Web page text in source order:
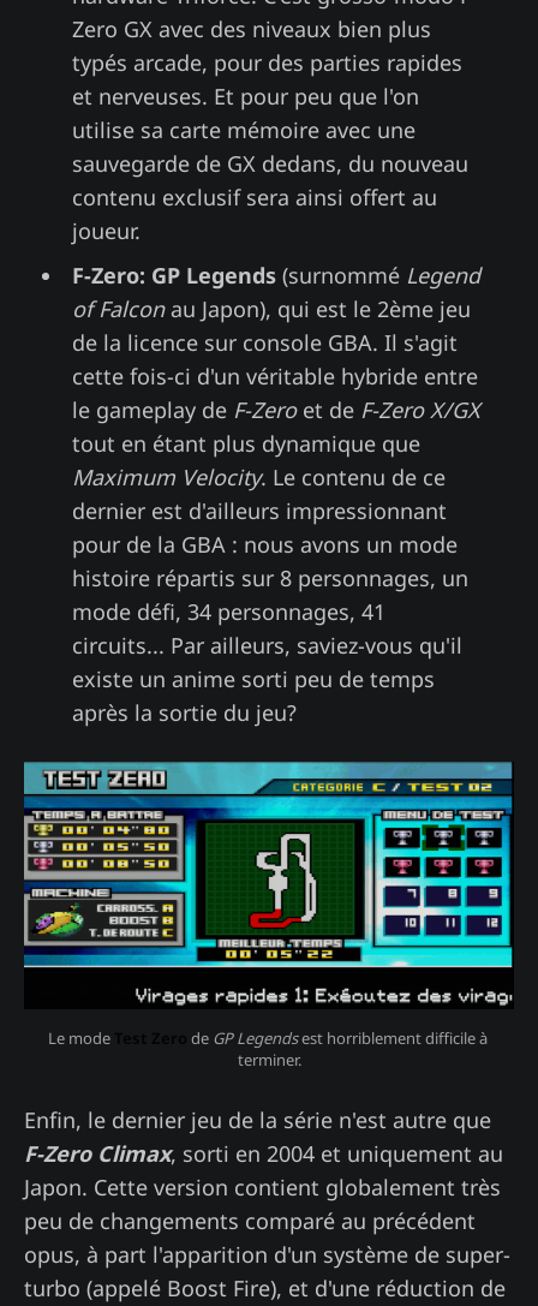
Zero GX avec des niveaux bien plus
typés arcade, pour des parties rapides
et nerveuses. Et pour peu que l'on
utilise sa carte mémoire avec une
sauvegarde de GX dedans, du nouveau
contenu exclusif sera ainsi offert au
joueur.
F-Zero: GP Legends(surnommé Legend
of Falconau Japon), qui est le 2ème jeu
de la licence sur console GBA. Il s'agit
cette fois-ci d'un véritable hybride entre
le gameplay de F-Zeroet de F-Zero X/GX
tout en étant plus dynamique que
Maximum Velocity. Le contenu de ce
dernier est d'ailleurs impressionnant
pour de la GBA : nous avons un mode
histoire répartis sur 8 personnages, un
mode défi, 34 personnages, 41
circuits... Par ailleurs, saviez-vous qu'il
existe un anime sorti peu de temps
après la sortie du jeu?
Le mode de GP Legends est horriblement difficile à
terminer.
Enfin, le dernier jeu de la série n'est autre que
F-Zero Climax, sorti en 2004 et uniquement au
Japon. Cette version contient globalement très
peu de changements comparé au précédent
opus, à part l'apparition d'un système de super-
turbo (appelé Boost Fire), et d'une réduction de